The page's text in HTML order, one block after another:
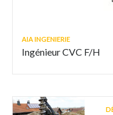
AIA INGENIERIE
Ingénieur CVC F/H